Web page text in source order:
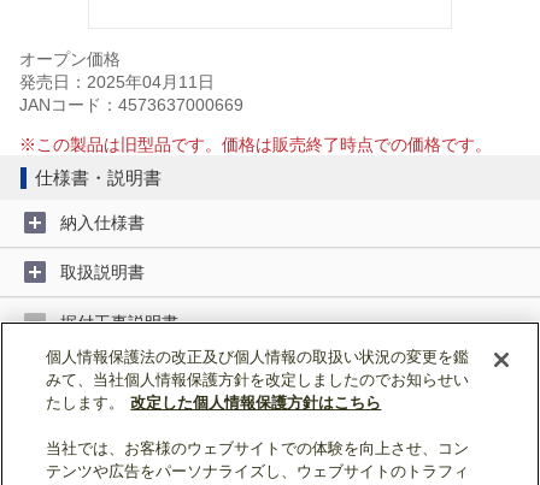
オープン価格
発売日：2025年04月11日
JANコード：4573637000669
※この製品は旧型品です。価格は販売終了時点での価格です。
仕様書・説明書
納入仕様書
取扱説明書
据付工事説明書
据付工事説明書 (1MB)
ページトップへ戻る
個人情報保護法の改正及び個人情報の取扱い状況の変更を鑑
みて、当社個人情報保護方針を改定しましたのでお知らせい
たします。
改定した個人情報保護方針はこちら
当社では、お客様のウェブサイトでの体験を向上させ、コン
テンツや広告をパーソナライズし、ウェブサイトのトラフィ